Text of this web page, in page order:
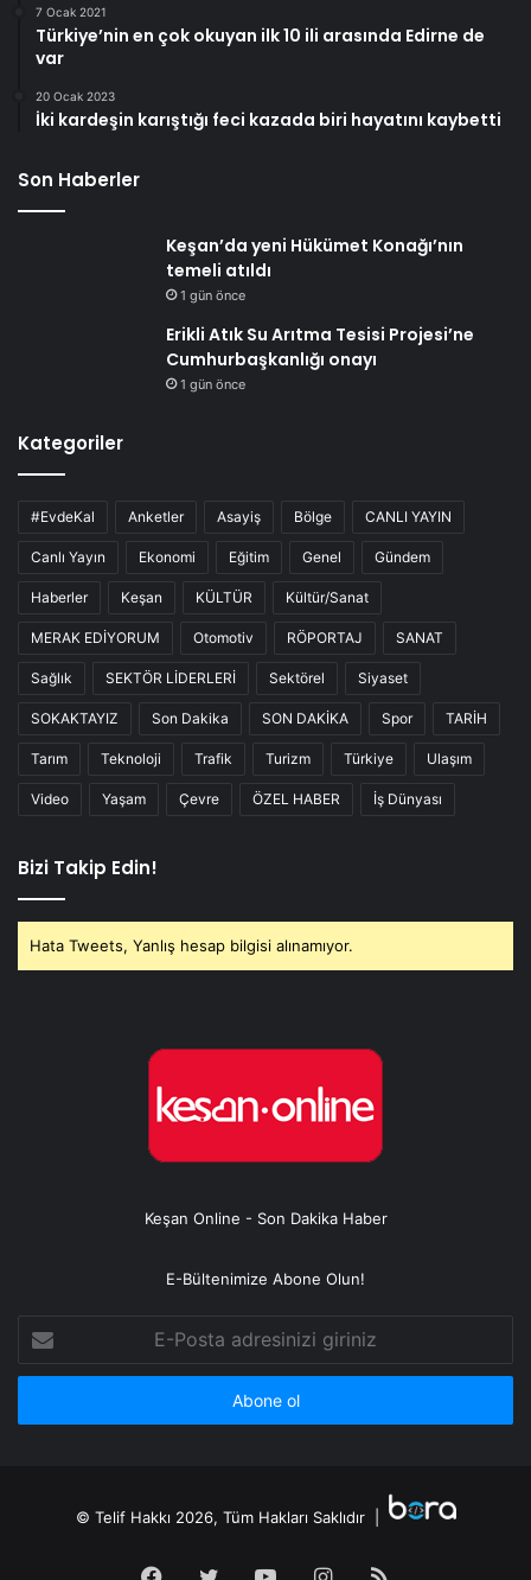
7 Ocak 2021
Türkiye’nin en çok okuyan ilk 10 ili arasında Edirne de
var
20 Ocak 2023
İki kardeşin karıştığı feci kazada biri hayatını kaybetti
Son Haberler
Keşan’da yeni Hükümet Konağı’nın
temeli atıldı
1 gün önce
Erikli Atık Su Arıtma Tesisi Projesi’ne
Cumhurbaşkanlığı onayı
1 gün önce
Kategoriler
#EvdeKal Anketler Asayiş Bölge CANLI YAYIN
Canlı Yayın Ekonomi Eğitim Genel Gündem
Haberler Keşan KÜLTÜR Kültür/Sanat
MERAK EDİYORUM Otomotiv RÖPORTAJ SANAT
Sağlık SEKTÖR LİDERLERİ Sektörel Siyaset
SOKAKTAYIZ Son Dakika SON DAKİKA Spor TARİH
Tarım Teknoloji Trafik Turizm Türkiye Ulaşım
Video Yaşam Çevre ÖZEL HABER İş Dünyası
Bizi Takip Edin!
Hata Tweets, Yanlış hesap bilgisi alınamıyor.
Keşan Online - Son Dakika Haber
E-Bültenimize Abone Olun!
Posta
adresinizi
© Telif Hakkı 2026, Tüm Hakları Saklıdır |
Facebook
TwitterYouTubeInstagram
RSS